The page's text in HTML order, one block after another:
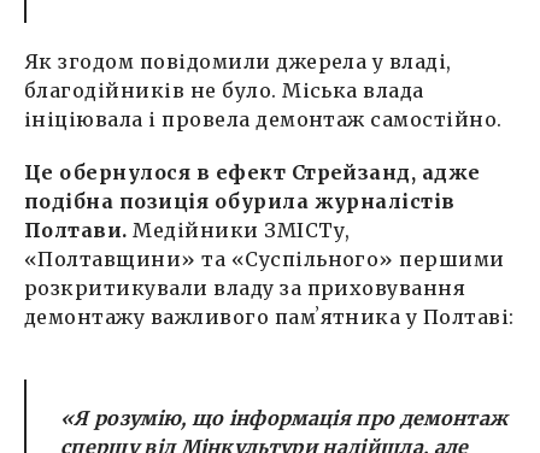
Як згодом повідомили джерела у владі,
благодійників не було. Міська влада
ініціювала і провела демонтаж самостійно.
Це обернулося в ефект Стрейзанд, адже
подібна позиція обурила журналістів
Полтави.Медійники ЗМІСТу,
«Полтавщини» та «Суспільного» першими
розкритикували владу за приховування
демонтажу важливого памʼятника у Полтаві:
«Я розумію, що інформація про демонтаж
спершу від Мінкультури надійшла, але